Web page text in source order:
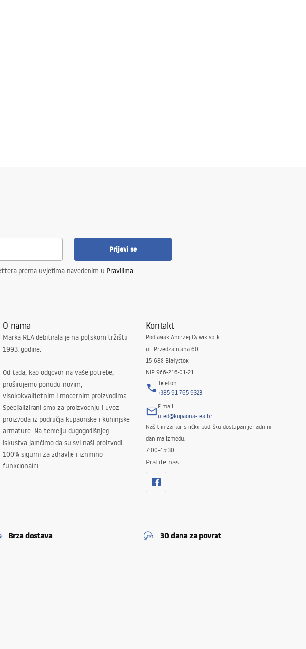
Prijavi se
prema uvjetima navedenim u Pravilima.
O nama
Marka REA debitirala je na poljskom tržištu
1993. godine.
Od tada, kao odgovor na vaše potrebe,
proširujemo ponudu novim,
visokokvalitetnim i modernim proizvodima.
Specijalizirani smo za proizvodnju i uvoz
proizvoda iz područja kupaonske i kuhinjske
armature. Na temelju dugogodišnjeg
iskustva jamčimo da su svi naši proizvodi
100% sigurni za zdravlje i iznimno
funkcionalni.
Kontakt
Podlasiak Andrzej Cylwik sp. k.
ul. Przędzalniana 60
15-688 Białystok
NIP 966-216-01-21
Telefon
+385 91 765 9323
E-mail
ured@kupaona-rea.hr
Naš tim za korisničku podršku dostupan je radnim
danima između:
7:00–15:30
Pratite nas
Brza dostava 30 dana za povrat